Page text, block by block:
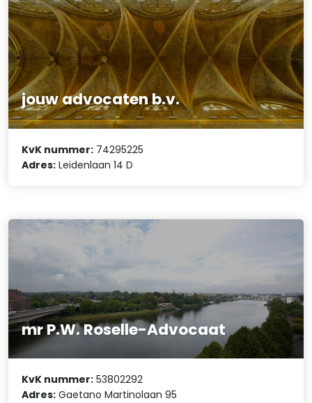
jouw advocaten b.v.
KvK nummer: 74295225
Adres: Leidenlaan 14 D
mr P.W. Roselle-Advocaat
KvK nummer: 53802292
Adres: Gaetano Martinolaan 95